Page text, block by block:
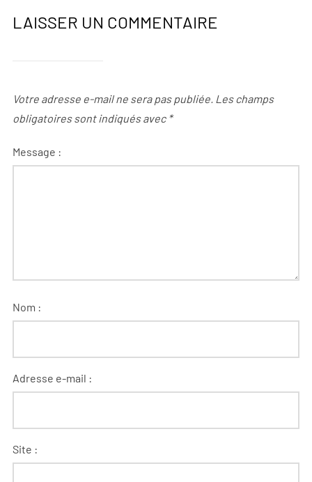
LAISSER UN COMMENTAIRE
Votre adresse e-mail ne sera pas publiée. Les champs
obligatoires sont indiqués avec *
Message :
Nom :
Adresse e-mail :
Site :